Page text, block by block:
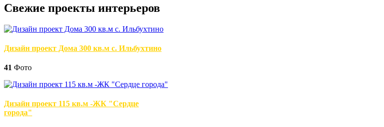
Свежие проекты интерьеров
Дизайн проект Дома 300 кв.м с. Ильбухтино
41 Фото
Дизайн проект 115 кв.м -ЖК "Сердце
города"